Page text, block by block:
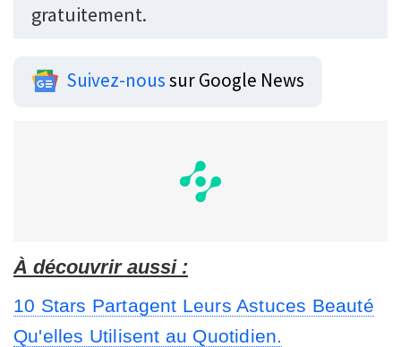
gratuitement.
Suivez-noussur Google News
À découvrir aussi :
10 Stars Partagent Leurs Astuces Beauté
Qu'elles Utilisent au Quotidien.